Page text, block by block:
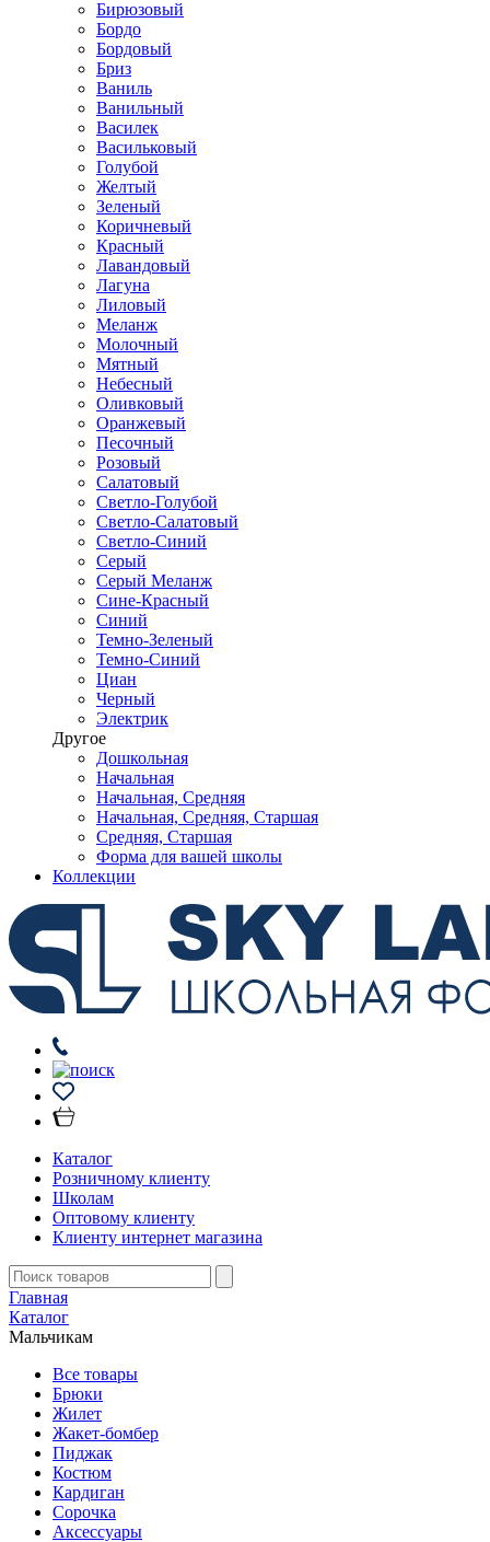
Бирюзовый
Бордо
Бордовый
Бриз
Ваниль
Ванильный
Василек
Васильковый
Голубой
Желтый
Зеленый
Коричневый
Красный
Лавандовый
Лагуна
Лиловый
Меланж
Молочный
Мятный
Небесный
Оливковый
Оранжевый
Песочный
Розовый
Салатовый
Светло-Голубой
Светло-Салатовый
Светло-Синий
Серый
Серый Меланж
Сине-Красный
Синий
Темно-Зеленый
Темно-Синий
Циан
Черный
Электрик
Другое
Дошкольная
Начальная
Начальная, Средняя
Начальная, Средняя, Старшая
Средняя, Старшая
Форма для вашей школы
Коллекции
Каталог
Розничному клиенту
Школам
Оптовому клиенту
Клиенту интернет магазина
Главная
Каталог
Мальчикам
Все товары
Брюки
Жилет
Жакет-бомбер
Пиджак
Костюм
Кардиган
Сорочка
Аксессуары